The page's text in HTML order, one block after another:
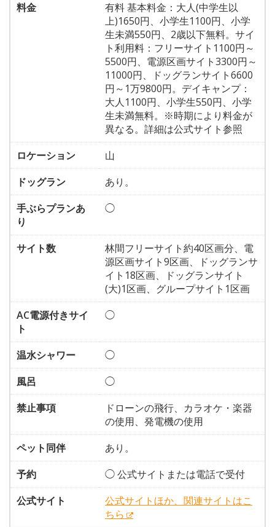
料金
有料 基本料金：大人(中学生以
上)1650円、小学生1100円、小学
生未満550円、2歳以下無料。サイ
ト利用料：フリーサイト1100円～
5500円、電源区画サイト3300円～
11000円、ドッグランサイト6600
円～1万9800円。デイキャンプ：
大人1100円、小学生550円、小学
生未満無料。※時期により料金が
異なる。詳細は公式サイト参照
ロケーション
山
ドッグラン
あり。
手ぶらプランあ
り
◯
サイト数
林間フリーサイト約40区画分、電
源区画サイト9区画、ドッグランサ
イト18区画、ドッグランサイト
(大)1区画、グループサイト1区画
AC電源付きサイ
ト
◯
温水シャワー
◯
風呂
◯
禁止事項
ドローンの飛行、カラオケ・楽器
の使用、発電機の使用
ペット同伴
あり。
予約
◯ 公式サイトまたは電話で受付
公式サイト
公式サイトほか、関連サイトはこ
ちら